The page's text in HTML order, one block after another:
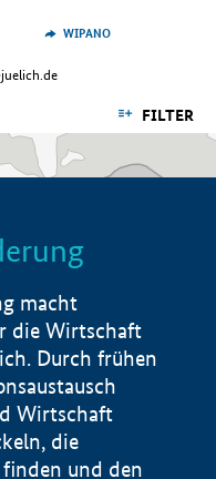
WIPANO
FILTER
macht
die Wirtschaft
Durch frühen
Wirtschaft
die
und den